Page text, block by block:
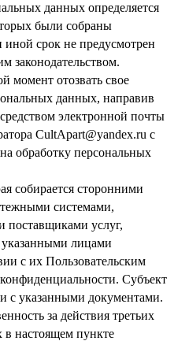
данных определяется
были собраны
срок не предусмотрен
законодательством.
момент отозвать свое
данных, направив
электронной почты
CultApart@yandex.ru с
обработку персональных
собирается сторонними
системами,
поставщиками услуг,
указанными лицами
с их Пользовательским
Субъект
с указанными документами.
за действия третьих
в настоящем пункте